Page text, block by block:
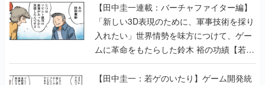
【田中圭一連載：バーチャファイター編】
「新しい3D表現のために、軍事技術を採り
入れたい」世界情勢を味方につけて、ゲー
ムに革命をもたらした鈴木 裕の功績【若ゲ
のいたり】
【田中圭一：若ゲのいたり】ゲーム開発統